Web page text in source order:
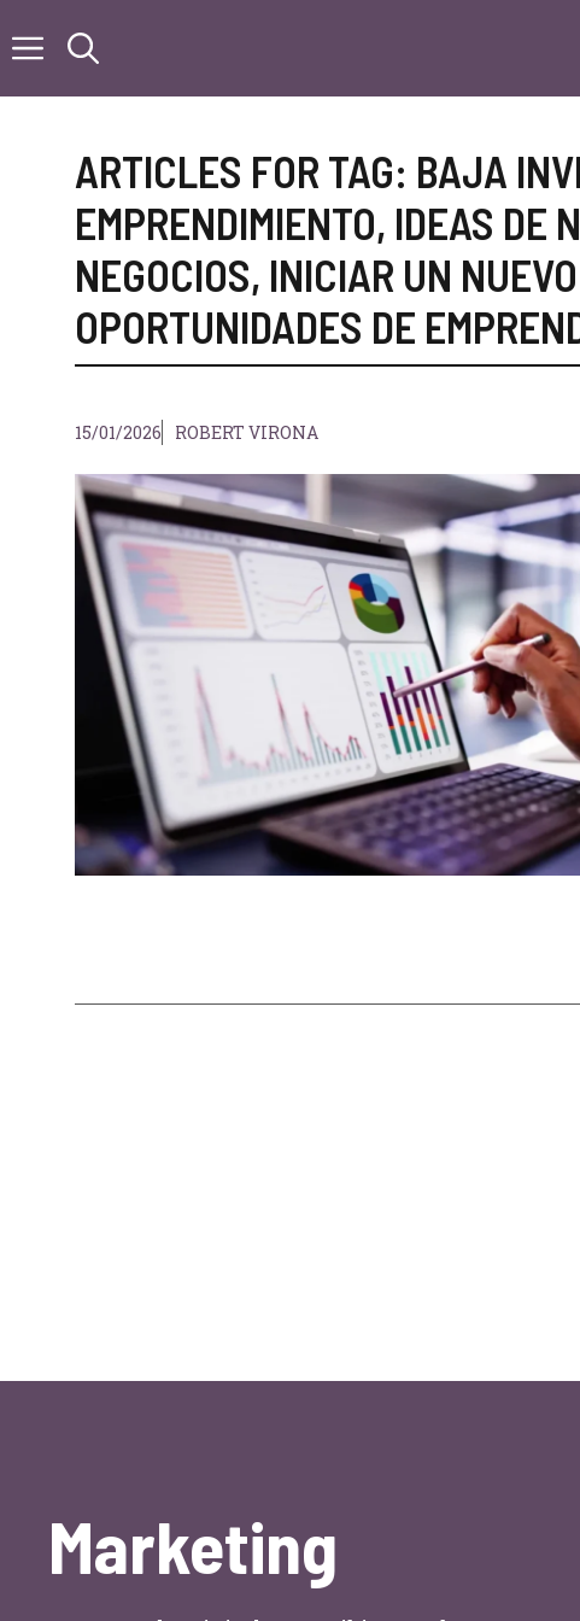
al
ARTICLES FOR TAG: BAJA
EMPRENDIMIENTO, IDEAS DE
NEGOCIOS, INICIAR UN
OPORTUNIDADES DE
15/01/2026 ROBERT VIRONA
Marketing